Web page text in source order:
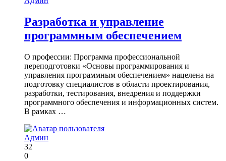
Разработка и управление
программным обеспечением
О профессии: Программа профессиональной
переподготовки «Основы программирования и
управления программным обеспечением» нацелена на
подготовку специалистов в области проектирования,
разработки, тестирования, внедрения и поддержки
программного обеспечения и информационных систем.
В рамках …
Админ
32
0